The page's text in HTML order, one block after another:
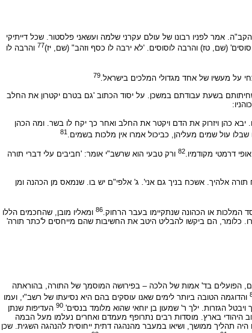
אמר לפניו רבונו של עולם עקרני שלמה ועשאני פלסטור. שכל דייתיקי
(שם, טז) והרבה לוסוסים. 'לא ירבה לו כסף וזהב" (שם, יז)77 והרבה לו
על מעשיו של אחד מגדולי המלכים בישראל.79
בשעת עבודתם במשכן. על יסוד הכתוב 'גם בטרם יקטרון את החלב
יבא כהן ויזרוק את הדם ויקטר את החלב ואחר כך יקח לו בשר. ומה הכהן
עול שמים מעליהן, כביכול אמרו אין מלכות בשמים. 81
דרמטי מקודמיו.82 ורק טבעי הוא שרשב"י אומר: 'חביבים עלי דברי תורה
אלהיך. אשכח בניך גם אני'. ג' אלפי"ם יש בו. שנמאס מן הכהנה ומן
המלכות או הכהונה שנתקיימו בעבר הרחוק.86 ומאליו מובן, שהחכמים הללו
כלומר, הם ביקשו להבליט היטב את החשיבות שהם מייחסים ל'כתר תורה'
הפועלים בד' אמות של הלכה – בפירושה המוסמך של התורה, בהוראתה
והדוגמה הטובה ביותר לימים שאנו עוסקים בהם היא נסיעתו של רשב"י, ועמו
הגזרות. ילך ר' שמעון בן יוחאי שהוא מלומד בנסים'.90 העדיפות שנתן
היהודי בארץ. מוסדות רבים נתרופף מעמדם ואחרים נעלמו מעל הבמה
תהליך ממושך, ושיאו במעבר מהנהגה דתית ייחוסית להנהגה השגית. שכן